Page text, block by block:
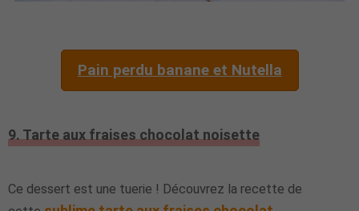
Pain perdu banane et Nutella
9. Tarte aux fraises chocolat noisette
Ce dessert est une tuerie ! Découvrez la recette de